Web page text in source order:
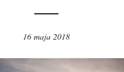
16 maja 2018